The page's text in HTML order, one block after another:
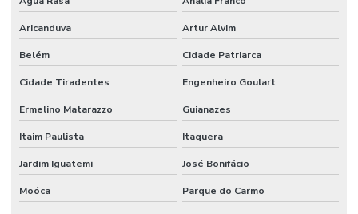
Aricanduva Artur Alvim
Belém Cidade Patriarca
Cidade Tiradentes Engenheiro Goulart
Ermelino Matarazzo Guianazes
Itaim Paulista Itaquera
Jardim Iguatemi José Bonifácio
Moóca Parque do Carmo